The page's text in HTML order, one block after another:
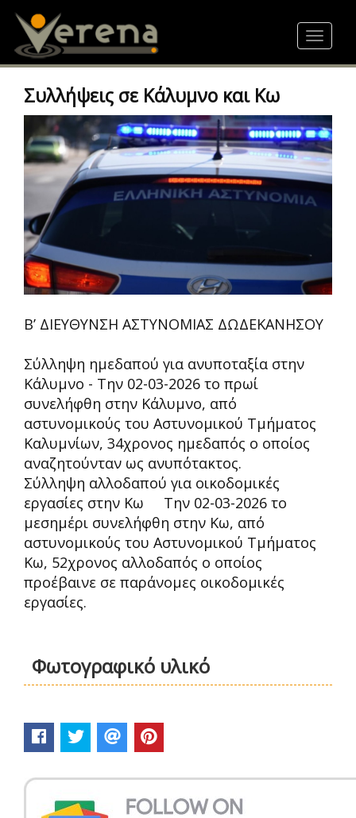
content
Toggle
Συλλήψεις σε Κάλυμνο και Κω
Β’ ΔΙΕΥΘΥΝΣΗ ΑΣΤΥΝΟΜΙΑΣ ΔΩΔΕΚΑΝΗΣΟΥ
Σύλληψη ημεδαπού για ανυποταξία στην
Κάλυμνο - Την 02-03-2026 το πρωί
συνελήφθη στην Κάλυμνο, από
αστυνομικούς του Αστυνομικού Τμήματος
Καλυμνίων, 34χρονος ημεδαπός ο οποίος
αναζητούνταν ως ανυπότακτος.
Σύλληψη αλλοδαπού για οικοδομικές
εργασίες στην Κω Την 02-03-2026 το
μεσημέρι συνελήφθη στην Κω, από
αστυνομικούς του Αστυνομικού Τμήματος
Κω, 52χρονος αλλοδαπός ο οποίος
προέβαινε σε παράνομες οικοδομικές
εργασίες.
Φωτογραφικό υλικό